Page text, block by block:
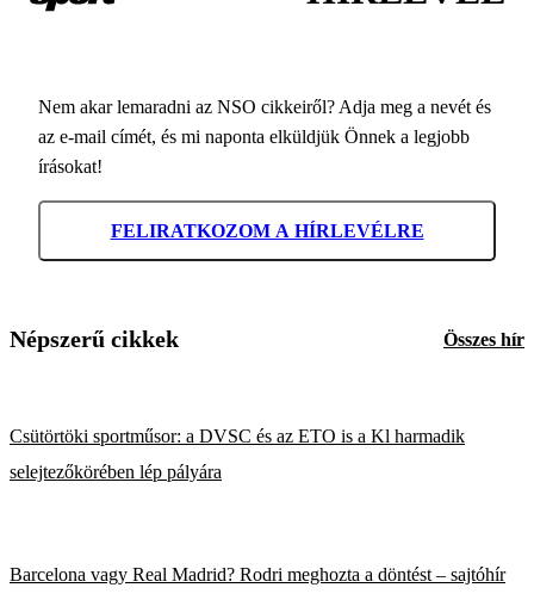
Nem akar lemaradni az NSO cikkeiről? Adja meg a nevét és
az e-mail címét, és mi naponta elküldjük Önnek a legjobb
írásokat!
FELIRATKOZOM A HÍRLEVÉLRE
Népszerű cikkek Összes hír
Csütörtöki sportműsor: a DVSC és az ETO is a Kl harmadik
selejtezőkörében lép pályára
Barcelona vagy Real Madrid? Rodri meghozta a döntést – sajtóhír